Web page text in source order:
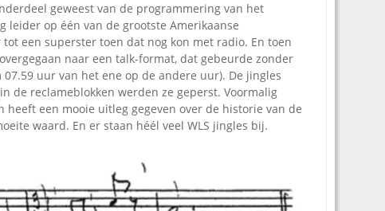
geweest van de programmering van het
leider op één van de grootste Amerikaanse
een superster toen dat nog kon met radio. En toen
naar een talk-format, dat gebeurde zonder
uur van het ene op de andere uur). De jingles
de reclameblokken werden ze geperst. Voormalig
een mooie uitleg gegeven over de historie van de
waard. En er staan héél veel WLS jingles bij.